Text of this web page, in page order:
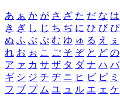
あ ぁ か が さ ざ た だ な は
き ぎ し じ ち ぢ に ひ び ぴ
ぬ ふ ぶ ぷ む ゆ ゅ る え ぇ
れ お ぉ こ ご そ ぞ と ど の
ア ァ カ サ ザ タ ダ ナ ハ バ
ギ シ ジ チ ヂ ニ ヒ ビ ピ ミ
フ ブ プ ム ユ ュ ル エ ェ ケ